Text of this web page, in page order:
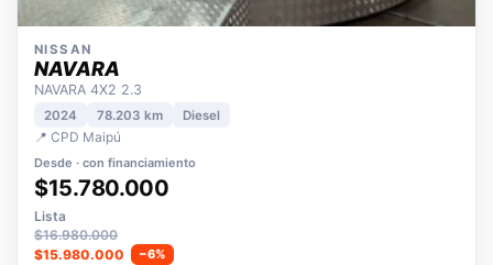
NISSAN
NAVARA
NAVARA 4X2 2.3
2024 78.203 km
📍 CPD Maipú
Desde · con financiamiento
$15.780.000
Lista
$16.980.000